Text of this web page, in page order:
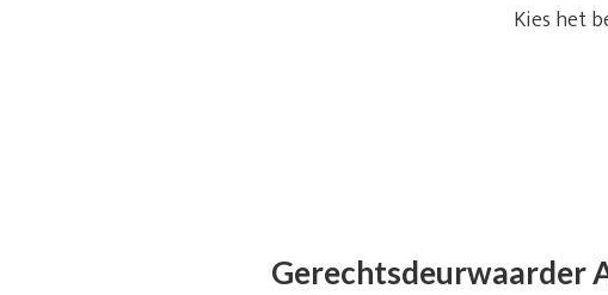
Kies het
Gerechtsdeurwaarder